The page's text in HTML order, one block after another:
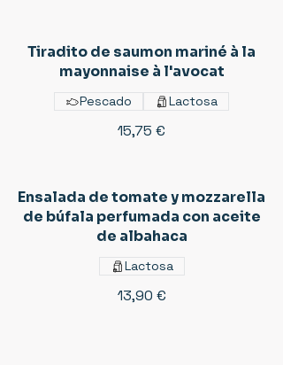
Tiradito de saumon mariné à la
mayonnaise à l'avocat
15,75 €
Pescado Lactosa
Ensalada de tomate y mozzarella
de búfala perfumada con aceite
de albahaca
13,90 €
Lactosa